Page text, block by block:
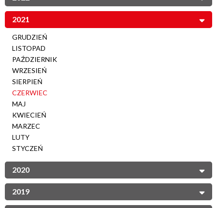
2021
GRUDZIEŃ
LISTOPAD
PAŹDZIERNIK
WRZESIEŃ
SIERPIEŃ
CZERWIEC
MAJ
KWIECIEŃ
MARZEC
LUTY
STYCZEŃ
2020
2019